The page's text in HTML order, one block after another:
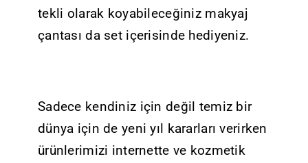
tekli olarak koyabileceğiniz makyaj
çantası da set içerisinde hediyeniz.
Sadece kendiniz için değil temiz bir
dünya için de yeni yıl kararları verirken
ürünlerimizi internette ve kozmetik